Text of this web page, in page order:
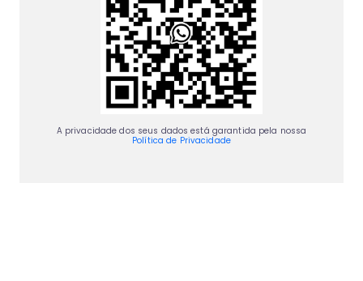
A privacidade dos seus dados está garantida pela nossa
Política de Privacidade